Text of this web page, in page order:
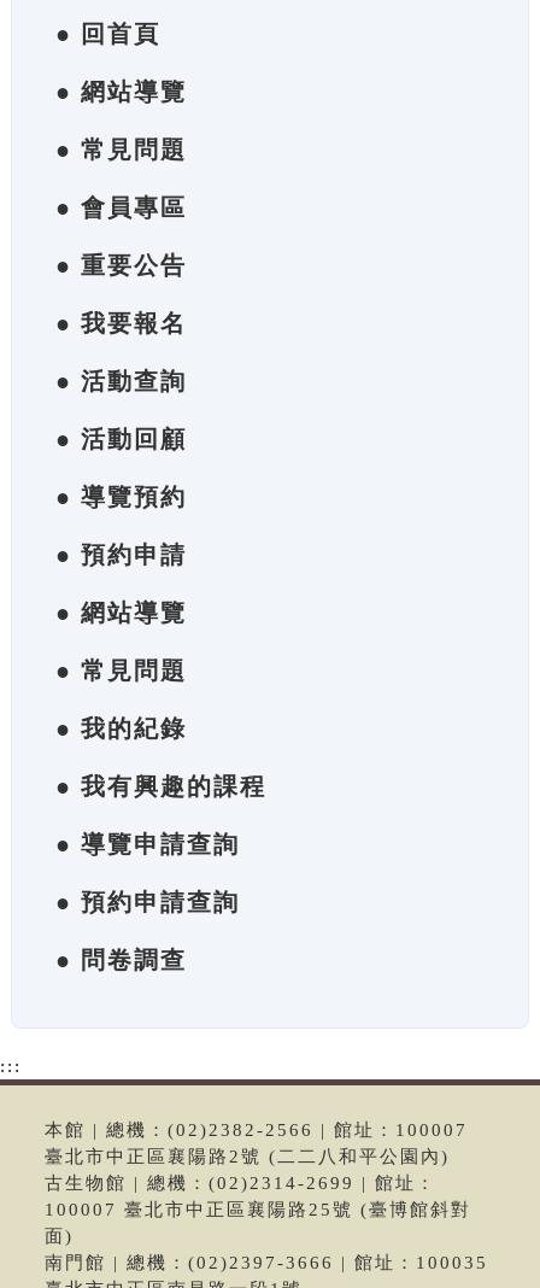
● 回首頁
● 網站導覽
● 常見問題
● 會員專區
● 重要公告
● 我要報名
● 活動查詢
● 活動回顧
● 導覽預約
● 預約申請
● 網站導覽
● 常見問題
● 我的紀錄
● 我有興趣的課程
● 導覽申請查詢
● 預約申請查詢
● 問卷調查
:::
本館 | 總機：(02)2382-2566 | 館址：100007
臺北市中正區襄陽路2號 (二二八和平公園內)
古生物館 | 總機：(02)2314-2699 | 館址：
100007 臺北市中正區襄陽路25號 (臺博館斜對
面)
南門館 | 總機：(02)2397-3666 | 館址：100035